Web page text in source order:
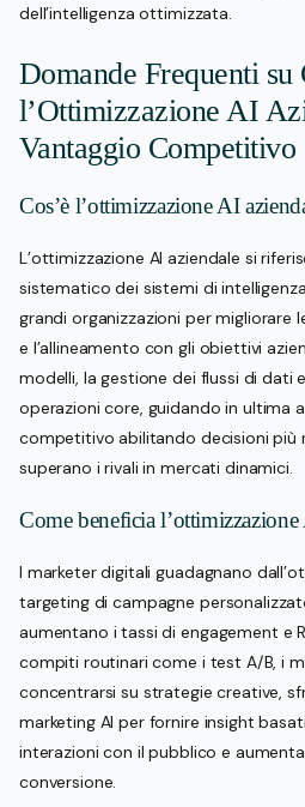
dell’intelligenza ottimizzata.
Domande Frequenti su
l’Ottimizzazione AI
Vantaggio Competitivo
Cos’è l’ottimizzazione AI
L’ottimizzazione AI aziendale si
sistematico dei sistemi di
grandi organizzazioni per migliorare
e l’allineamento con gli obiettivi
modelli, la gestione dei flussi di dati e
operazioni core, guidando in ultima
competitivo abilitando decisioni più
superano i rivali in mercati dinamici.
Come beneficia
I marketer digitali guadagnano
targeting di campagne
aumentano i tassi di engagement e
compiti routinari come i test A/B, i
concentrarsi su strategie creative,
marketing AI per fornire insight
interazioni con il pubblico e
conversione.